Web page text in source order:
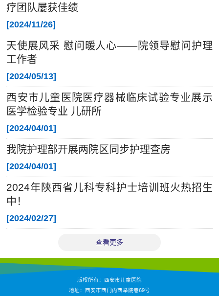
疗团队屡获佳绩
[2024/11/26]
天使展风采 慰问暖人心——院领导慰问护理
工作者
[2024/05/13]
西安市儿童医院医疗器械临床试验专业展示
医学检验专业 儿研所
[2024/04/01]
我院护理部开展两院区同步护理查房
[2024/04/01]
2024年陕西省儿科专科护士培训班火热招生
中！
[2024/02/27]
查看更多
版权所有：西安市儿童医院
地址：西安市西门内西举院巷69号